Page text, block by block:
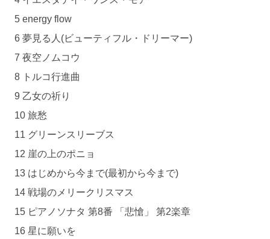
5 energy flow
6 夢見る人(ビューティフル・ドリーマー)
7 夜空ノムコウ
8 トルコ行進曲
9 乙女の祈り
10 旅愁
11 グリーンスリーブス
12 崖の上のポニョ
13 はじめから今まで(最初から今まで)
14 戦場のメリークリスマス
15 ピアノソナタ 第8番 「悲愴」 第2楽章
16 星に願いを